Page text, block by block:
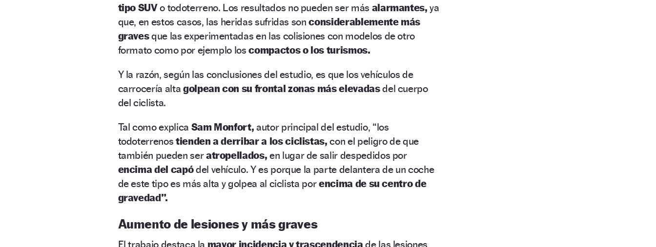
tipo SUVo todoterreno. Los resultados no pueden ser más alarmantes, ya
que, en estos casos, las heridas sufridas sonconsiderablemente más
gravesque las experimentadas en las colisiones con modelos de otro
formato como por ejemplo loscompactos o los turismos.
Y la razón, según las conclusiones del estudio, es que los vehículos de
carrocería alta golpean con su frontal zonas más elevadasdel cuerpo
del ciclista.
Tal como explica Sam Monfort, autor principal del estudio, “los
todoterrenos tienden a derribar a los ciclistas, con el peligro de que
también pueden seratropellados, en lugar de salir despedidos por
encima del capódel vehículo. Y es porque la parte delantera de un coche
de este tipo es más alta y golpea al ciclista porencima de su centro de
gravedad”.
Aumento de lesiones y más graves
El trabajo destaca la mayor incidencia y trascendencia de las lesiones